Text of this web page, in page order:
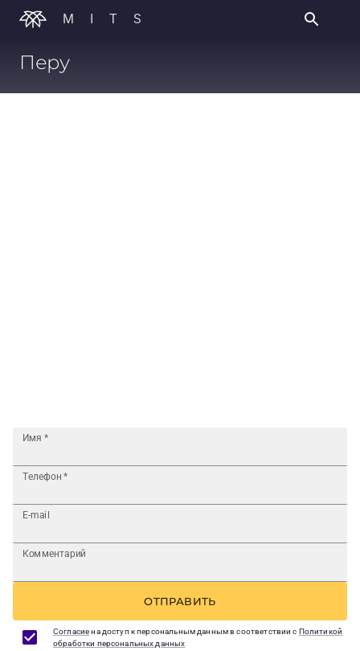
MITS
Перу
Имя *
Телефон *
E-mail
Комментарий
ОТПРАВИТЬ
Согласиена доступ к персональным данным в соответствии с Политикой
обработки персональных данных